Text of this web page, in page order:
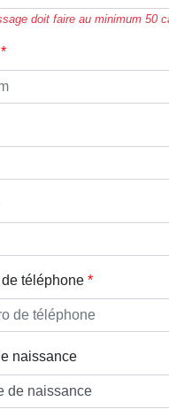
doit faire au minimum 50
téléphone
naissance